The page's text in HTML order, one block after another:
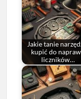
Jakie tanie
kupić do
liczników…